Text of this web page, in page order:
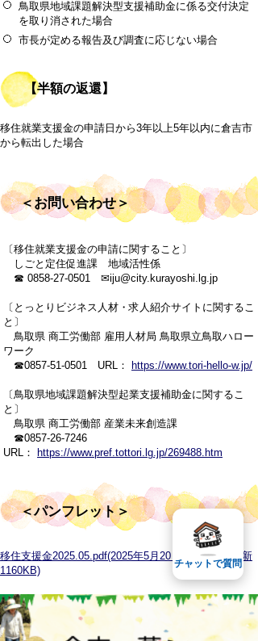
鳥取県地域課題解決型支援補助金に係る交付決定
を取り消された場合
市長が定める報告及び調査に応じない場合
【半額の返還】
移住就業支援金の申請日から3年以上5年以内に倉吉市
から転出した場合
＜お問い合わせ＞
〔移住就業支援金の申請に関すること〕
しごと定住促進課 地域活性係
☎ 0858-27-0501 ✉iju@city.kurayoshi.lg.jp
〔とっとりビジネス人材・求人紹介サイトに関するこ
と〕
鳥取県 商工労働部 雇用人材局 鳥取県立鳥取ハロー
ワーク
☎0857-51-0501 URL：
https://www.tori-hello-w.jp/
〔鳥取県地域課題解決型起業支援補助金に関するこ
と〕
鳥取県 商工労働部 産業未来創造課
☎0857-26-7246
URL：
https://www.pref.tottori.lg.jp/269488.htm
＜パンフレット＞
移住支援金2025.05.pdf(2025年5月20日 14時46分 更新
1160KB)
チャットで質問